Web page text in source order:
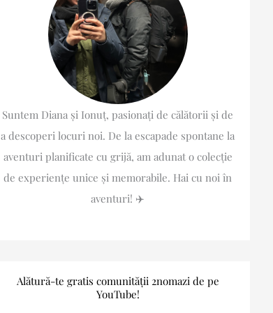
Suntem Diana și Ionuț, pasionați de călătorii și de
a descoperi locuri noi. De la escapade spontane la
aventuri planificate cu grijă, am adunat o colecție
de experiențe unice și memorabile. Hai cu noi în
aventuri! ✈️
Alătură-te gratis comunității 2nomazi de pe
YouTube!